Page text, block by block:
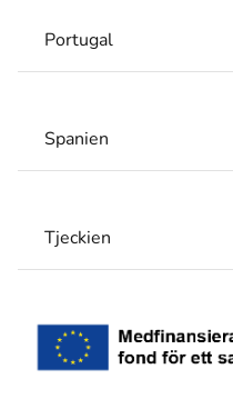
Portugal
Spanien
Tjeckien